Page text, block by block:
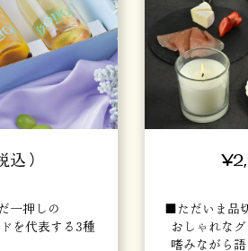
）
一押しの
を代表する3種
■ただいま品
おしゃれな
嗜みながら